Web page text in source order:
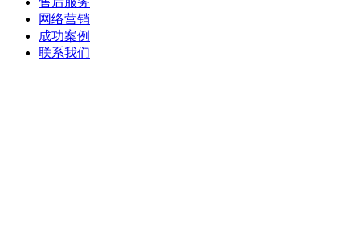
网络营销
成功案例
联系我们